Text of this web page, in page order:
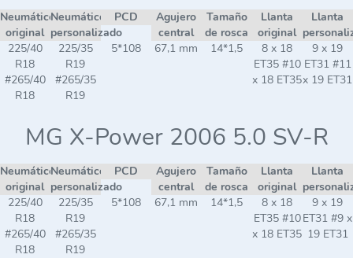
Neumático
original
Neumático
personalizado
PCD
Agujero
central
Tamaño
de rosca
Llanta
original
Llanta
225/40
R18
#265/40
R18
225/35
R19
#265/35
R19
5*108 67,1 mm 14*1,5
8 x 18
ET35 #10
x 18 ET35
9 x 19
ET31 #11
x 19 ET31
MG X-Power 2006 5.0 SV-R
Neumático
original
Neumático
personalizado
PCD
Agujero
central
Tamaño
de rosca
Llanta
original
Llanta
225/40
R18
#265/40
R18
225/35
R19
#265/35
R19
5*108 67,1 mm 14*1,5
8 x 18
ET35 #10
x 18 ET35
9 x 19
ET31 #9 x
19 ET31